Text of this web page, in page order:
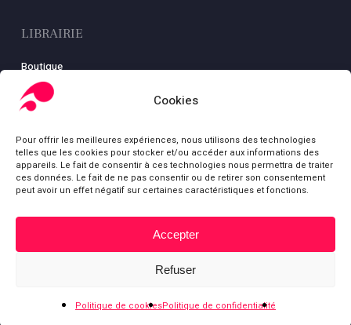
Cookies
Pour offrir les meilleures expériences, nous utilisons des technologies
telles que les cookies pour stocker et/ou accéder aux informations des
appareils. Le fait de consentir à ces technologies nous permettra de traiter
ces données. Le fait de ne pas consentir ou de retirer son consentement
peut avoir un effet négatif sur certaines caractéristiques et fonctions.
Accepter
Refuser
Politique de cookiesPolitique de confidentialité
LIBRAIRIE
Boutique
Carte
Mon compte
Mentions légales